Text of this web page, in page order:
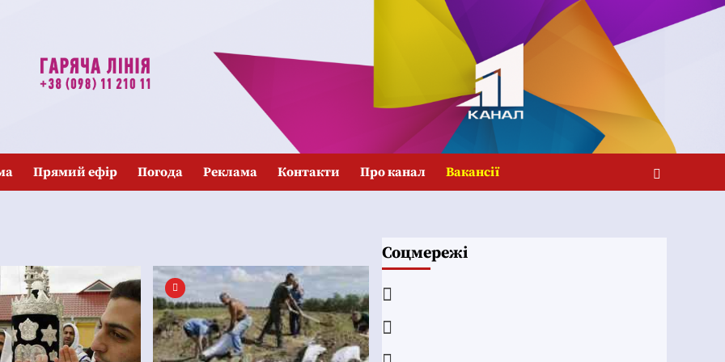
Прямий ефір Погода Реклама Контакти Про канал Вакансії
Соцмережі